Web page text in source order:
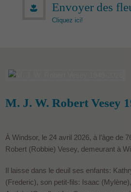
Envoyer des
Cliquez ici!
M. J. W. Robert Vesey
À Windsor, le 24 avril 2026, à l’âge de
Robert (Robbie) Vesey, demeurant à
Il laisse dans le deuil ses enfants:
(Frederic), son petit-fils: Isaac